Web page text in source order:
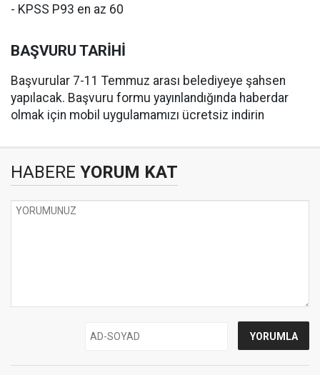
- KPSS P93 en az 60
BAŞVURU TARİHİ
Başvurular 7-11 Temmuz arası belediyeye şahsen
yapılacak. Başvuru formu yayınlandığında haberdar
olmak için mobil uygulamamızı ücretsiz indirin
HABERE YORUM KAT